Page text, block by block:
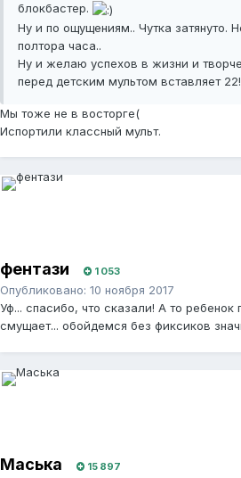
блокбастер.
Ну и по ощущениям.. Чутка затянуто.
полтора часа..
Ну и желаю успехов в жизни и
перед детским мультом вставляет
Мы тоже не в восторге(
Испортили классный мульт.
фентази 1 053
Опубликовано: 10 ноября 2017
Уф... спасибо, что сказали! А то ребенок
смущает... обойдемся без фиксиков
Маська 15 897